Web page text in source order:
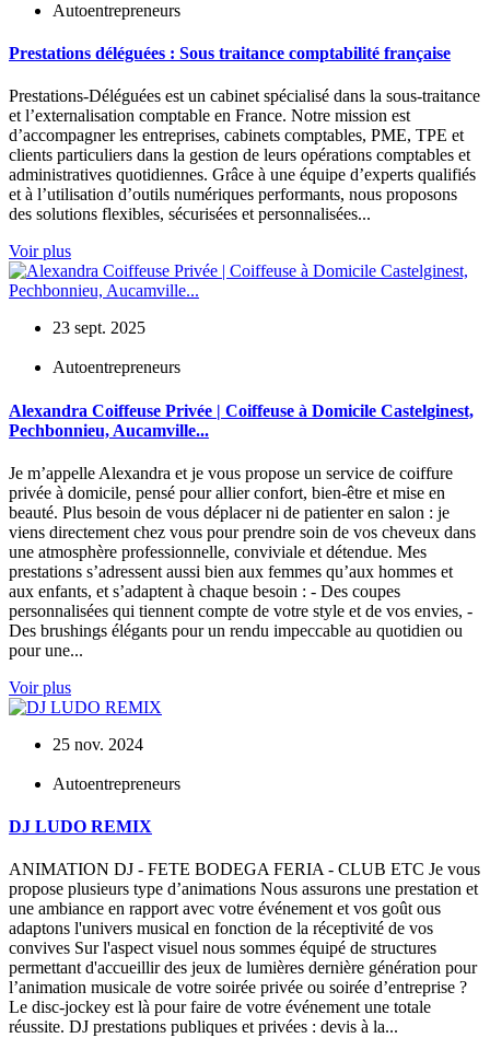
Autoentrepreneurs
Prestations déléguées : Sous traitance comptabilité française
Prestations-Déléguées est un cabinet spécialisé dans la sous-traitance
et l’externalisation comptable en France. Notre mission est
d’accompagner les entreprises, cabinets comptables, PME, TPE et
clients particuliers dans la gestion de leurs opérations comptables et
administratives quotidiennes. Grâce à une équipe d’experts qualifiés
et à l’utilisation d’outils numériques performants, nous proposons
des solutions flexibles, sécurisées et personnalisées...
Voir plus
23 sept. 2025
Autoentrepreneurs
Alexandra Coiffeuse Privée | Coiffeuse à Domicile Castelginest,
Pechbonnieu, Aucamville...
Je m’appelle Alexandra et je vous propose un service de coiffure
privée à domicile, pensé pour allier confort, bien-être et mise en
beauté. Plus besoin de vous déplacer ni de patienter en salon : je
viens directement chez vous pour prendre soin de vos cheveux dans
une atmosphère professionnelle, conviviale et détendue. Mes
prestations s’adressent aussi bien aux femmes qu’aux hommes et
aux enfants, et s’adaptent à chaque besoin : - Des coupes
personnalisées qui tiennent compte de votre style et de vos envies, -
Des brushings élégants pour un rendu impeccable au quotidien ou
pour une...
Voir plus
25 nov. 2024
Autoentrepreneurs
DJ LUDO REMIX
ANIMATION DJ - FETE BODEGA FERIA - CLUB ETC Je vous
propose plusieurs type d’animations Nous assurons une prestation et
une ambiance en rapport avec votre événement et vos goût ous
adaptons l'univers musical en fonction de la réceptivité de vos
convives Sur l'aspect visuel nous sommes équipé de structures
permettant d'accueillir des jeux de lumières dernière génération pour
l’animation musicale de votre soirée privée ou soirée d’entreprise ?
Le disc-jockey est là pour faire de votre événement une totale
réussite. DJ prestations publiques et privées : devis à la...